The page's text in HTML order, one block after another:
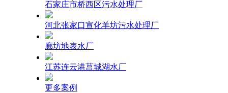
石家庄市桥西区污水处理厂
河北张家口宣化羊坊污水处理厂
廊坊地表水厂
江苏连云港莒城湖水厂
更多案例